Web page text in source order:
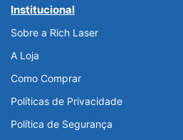
Institucional
Sobre a Rich Laser
A Loja
Como Comprar
Políticas de Privacidade
Política de Segurança